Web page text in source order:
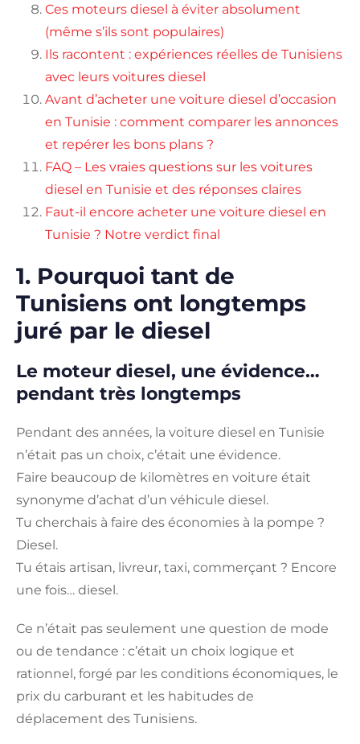
Ces moteurs diesel à éviter absolument
(même s’ils sont populaires)
Ils racontent : expériences réelles de Tunisiens
avec leurs voitures diesel
Avant d’acheter une voiture diesel d’occasion
en Tunisie : comment comparer les annonces
et repérer les bons plans ?
FAQ – Les vraies questions sur les voitures
diesel en Tunisie et des réponses claires
Faut-il encore acheter une voiture diesel en
Tunisie ? Notre verdict final
1. Pourquoi tant de
Tunisiens ont longtemps
juré par le diesel
Le moteur diesel, une évidence…
pendant très longtemps
Pendant des années, la voiture diesel en Tunisie
n’était pas un choix, c’était une évidence.
Faire beaucoup de kilomètres en voiture était
synonyme d’achat d’un véhicule diesel.
Tu cherchais à faire des économies à la pompe ?
Diesel.
Tu étais artisan, livreur, taxi, commerçant ? Encore
une fois… diesel.
Ce n’était pas seulement une question de mode
ou de tendance : c’était un choix logique et
rationnel, forgé par les conditions économiques, le
prix du carburant et les habitudes de
déplacement des Tunisiens.